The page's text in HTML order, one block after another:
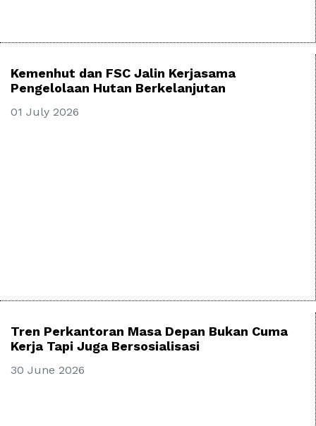
Kemenhut dan FSC Jalin Kerjasama
Pengelolaan Hutan Berkelanjutan
01 July 2026
Tren Perkantoran Masa Depan Bukan Cuma
Kerja Tapi Juga Bersosialisasi
30 June 2026